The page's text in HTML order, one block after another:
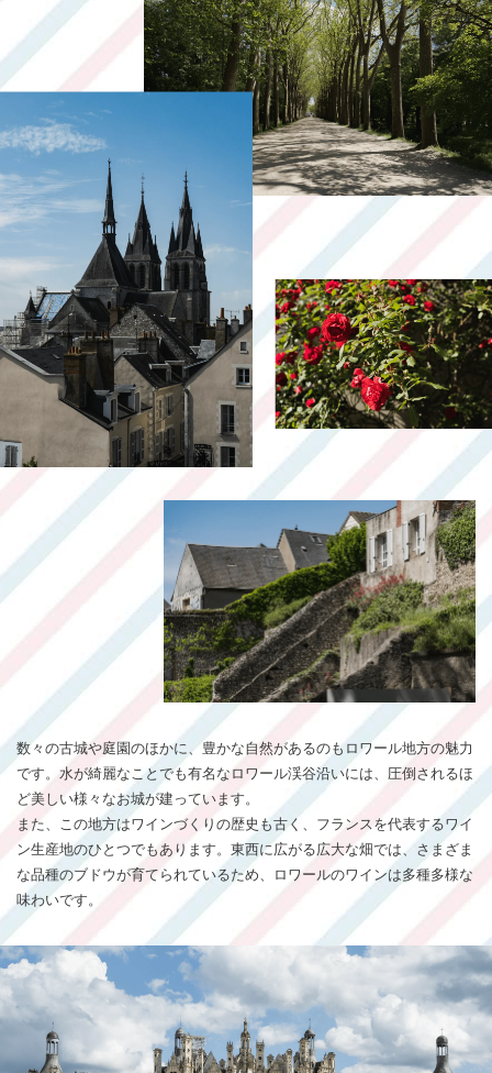
数々の古城や庭園のほかに、豊かな自然があるのもロワール地方の魅力
です。水が綺麗なことでも有名なロワール渓谷沿いには、圧倒されるほ
ど美しい様々なお城が建っています。
また、この地方はワインづくりの歴史も古く、フランスを代表するワイ
ン生産地のひとつでもあります。東西に広がる広大な畑では、さまざま
な品種のブドウが育てられているため、ロワールのワインは多種多様な
味わいです。